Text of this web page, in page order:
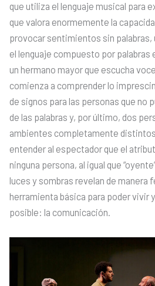
que utiliza el lenguaje musical para
que valora enormemente la
provocar sentimientos sin palabras,
el lenguaje compuesto por palabras
un hermano mayor que escucha
comienza a comprender lo
de signos para las personas que no
de las palabras y, por último, dos
ambientes completamente
entender al espectador que el
ninguna persona, al igual que
luces y sombras revelan de manera
herramienta básica para poder vivir
posible: la comunicación.